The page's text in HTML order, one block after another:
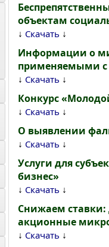
объектам
↓ Скачать ↓
Информации о
применяемыми с
↓ Скачать ↓
Конкурс
↓ Скачать ↓
О выявлении
↓ Скачать ↓
Услуги для
бизнес»
↓ Скачать ↓
Снижаем ставки:
акционные
↓ Скачать ↓